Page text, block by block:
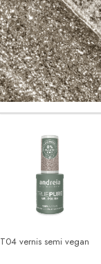
T04 vernis semi vegan